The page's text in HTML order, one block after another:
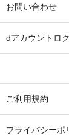
お問い合わせ
dアカウントロ
ご利用規約
プライバシーポ